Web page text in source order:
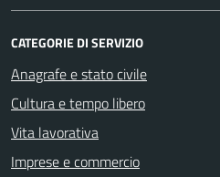
CATEGORIE DI SERVIZIO
Anagrafe e stato civile
Cultura e tempo libero
Vita lavorativa
Imprese e commercio